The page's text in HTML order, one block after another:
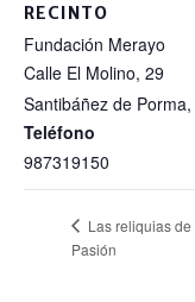
RECINTO
Fundación Merayo
Calle El Molino, 29
Santibáñez de Porma,
Teléfono
987319150
Las reliquias de
Pasión